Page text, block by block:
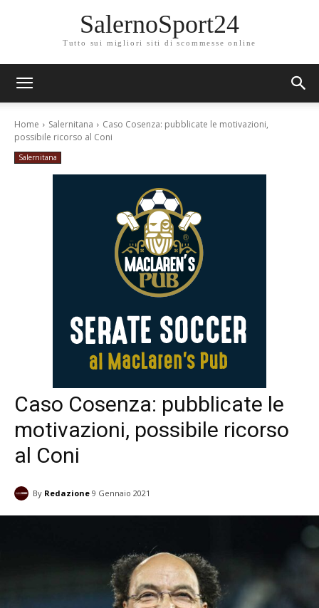
SalernoSport24
Tutto sui migliori siti di scommesse online
Home Salernitana
Caso Cosenza: pubblicate le motivazioni,
possibile ricorso al Coni
Salernitana
Caso Cosenza: pubblicate le
motivazioni, possibile ricorso
al Coni
By Redazione 9 Gennaio 2021